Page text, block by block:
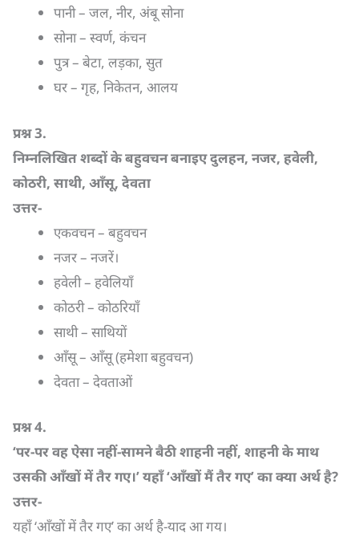
पानी – जल, नीर, अंबू सोना
सोना – स्वर्ण, कंचन
पुत्र – बेटा, लड़का, सुत
घर – गृह, निकेतन, आलय
प्रश्न3.
निम्नलिखित शब्दों के बहुवचन बनाइए दुलहन, नजर, हवेली,
कोठरी, साथी, आँसू, देवता
उत्तर-
एकवचन – बहुवचन
नजर – नजरें।
हवेली – हवेलियाँ
कोठरी – कोठरियाँ
साथी – साथियों
आँसू – आँसू (हमेशा बहुवचन)
देवता – देवताओं
प्रश्न4.
‘पर-पर वह ऐसा नहीं-सामने बैठी शाहनी नहीं, शाहनी के माथ
उसकी आँखों में तैर गए।’ यहाँ ‘आँखों मैं तैर गए’ का क्या अर्थ है?
उत्तर-
यहाँ ‘आँखों में तैर गए’ का अर्थ है-याद आ गय।